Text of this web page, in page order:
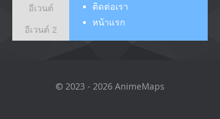
อีเวนต์
อีเวนต์ 2
ติดต่อเรา
หน้าแรก
© 2023 - 2026 AnimeMaps